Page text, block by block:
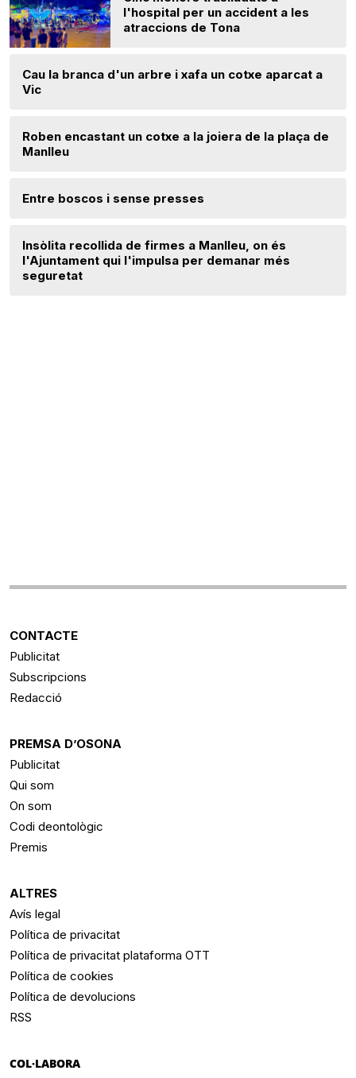
l'hospital per un accident a les
atraccions de Tona
Cau la branca d'un arbre i xafa un cotxe aparcat a
Vic
Roben encastant un cotxe a la joiera de la plaça de
Manlleu
Entre boscos i sense presses
Insòlita recollida de firmes a Manlleu, on és
l'Ajuntament qui l'impulsa per demanar més
seguretat
CONTACTE
Publicitat
Subscripcions
Redacció
PREMSA D’OSONA
Publicitat
Qui som
On som
Codi deontològic
Premis
ALTRES
Avís legal
Política de privacitat
Política de privacitat plataforma OTT
Política de cookies
Política de devolucions
RSS
COL·LABORA